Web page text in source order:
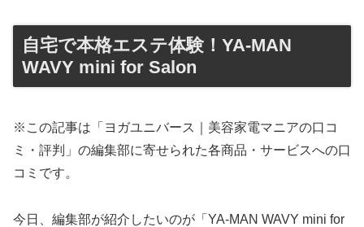
自宅で本格エステ体験！YA-MAN
WAVY mini for Salon
※この記事は「ヨガユニバース｜美容家電マニアの口コ
ミ・評判」の編集部に寄せられた各商品・サービスへの口
コミです。
今日、編集部が紹介したいのが「YA-MAN WAVY mini for